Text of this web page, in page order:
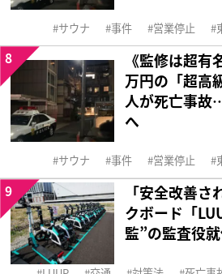
サウナ 事件 営業停止
《監修は超
万円の「超高
人が死亡事故
へ
8
サウナ 事件 営業停止
「安全改善
クボード「
監”の監査役
9